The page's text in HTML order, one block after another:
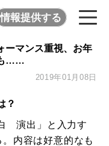
情報提供する
ーマンス重視、お年
も……
2019年01月08日
？
演出」と入力す
内容は好意的なも